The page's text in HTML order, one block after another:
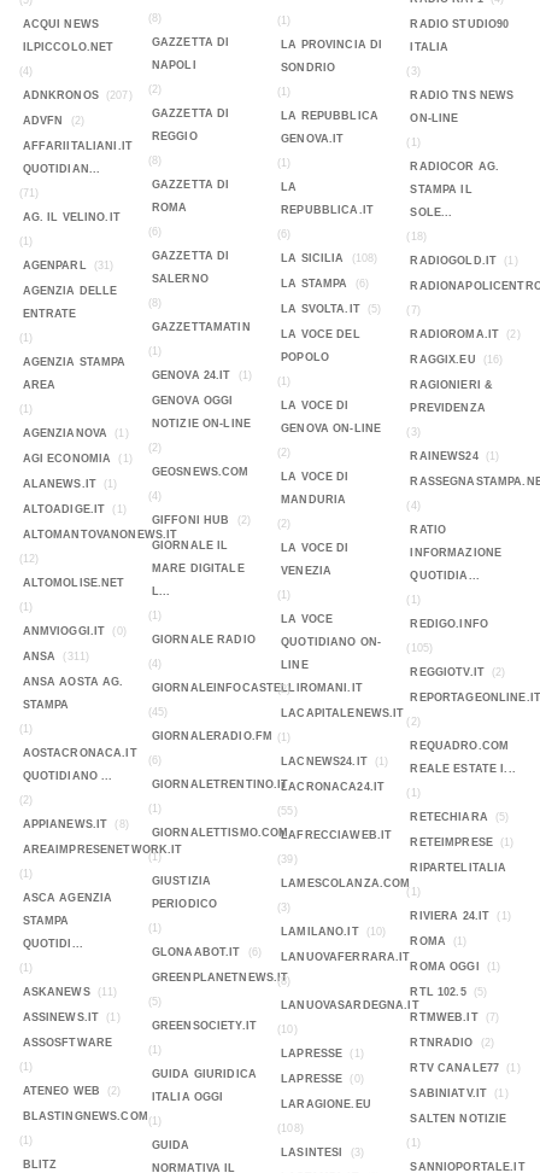
ACQUI NEWS
ILPICCOLO.NET
(4)
ADNKRONOS
(207)
ADVFN (2)
AFFARIITALIANI.IT
QUOTIDIAN...
(71)
AG. IL VELINO.IT
(1)
AGENPARL
(31)
AGENZIA DELLE
ENTRATE
(1)
AGENZIA STAMPA
AREA
(1)
AGENZIANOVA
(1)
AGI ECONOMIA (1)
ALANEWS.IT (1)
ALTOADIGE.IT (1)
ALTOMANTOVANONEWS.IT
(12)
ALTOMOLISE.NET
(1)
ANMVIOGGI.IT
(0)
ANSA (311)
ANSA AOSTA AG.
STAMPA
(1)
AOSTACRONACA.IT
QUOTIDIANO ...
(2)
APPIANEWS.IT
(8)
AREAIMPRESENETWORK.IT
(1)
ASCA AGENZIA
STAMPA
QUOTIDI...
(1)
ASKANEWS
(11)
ASSINEWS.IT (1)
ASSOSFTWARE
(1)
ATENEO WEB
(2)
BLASTINGNEWS.COM
(1)
BLITZ
(8)
GAZZETTA DI
NAPOLI
(2)
GAZZETTA DI
REGGIO
(8)
GAZZETTA DI
ROMA
(6)
GAZZETTA DI
SALERNO
(8)
GAZZETTAMATIN
(1)
GENOVA 24.IT
(1)
GENOVA OGGI
NOTIZIE ON-LINE
(2)
GEOSNEWS.COM
(4)
GIFFONI HUB
(2)
GIORNALE IL
MARE DIGITALE
L...
(1)
GIORNALE RADIO
(4)
GIORNALEINFOCASTELLIROMANI.IT
(45)
GIORNALERADIO.FM
(6)
GIORNALETRENTINO.IT
(1)
GIORNALETTISMO.COM
(1)
GIUSTIZIA
PERIODICO
(1)
GLONAABOT.IT
(6)
GREENPLANETNEWS.IT
(5)
GREENSOCIETY.IT
(1)
GUIDA GIURIDICA
ITALIA OGGI
(1)
GUIDA
NORMATIVA IL
(1)
LA PROVINCIA DI
SONDRIO
(1)
LA REPUBBLICA
GENOVA.IT
(1)
LA
REPUBBLICA.IT
(6)
LA SICILIA
(108)
LA STAMPA (6)
LA SVOLTA.IT (5)
LA VOCE DEL
POPOLO
(1)
LA VOCE DI
GENOVA ON-LINE
(2)
LA VOCE DI
MANDURIA
(2)
LA VOCE DI
VENEZIA
(1)
LA VOCE
QUOTIDIANO ON-
LINE
(2)
LACAPITALENEWS.IT
(1)
LACNEWS24.IT
(1)
LACRONACA24.IT
(55)
LAFRECCIAWEB.IT
(39)
LAMESCOLANZA.COM
(3)
LAMILANO.IT
(10)
LANUOVAFERRARA.IT
(8)
LANUOVASARDEGNA.IT
(10)
LAPRESSE
(1)
LAPRESSE (0)
LARAGIONE.EU
(108)
LASINTESI
(3)
RADIO STUDIO90
ITALIA
(3)
RADIO TNS NEWS
ON-LINE
(1)
RADIOCOR AG.
STAMPA IL
SOLE...
(18)
RADIOGOLD.IT
(1)
(7)
RADIOROMA.IT
(2)
RAGGIX.EU (16)
RAGIONIERI &
PREVIDENZA
(3)
RAINEWS24
(1)
(4)
RATIO
INFORMAZIONE
QUOTIDIA...
(1)
REDIGO.INFO
(105)
REGGIOTV.IT
(2)
REPORTAGEONLINE.IT
(2)
REQUADRO.COM
REALE ESTATE I...
(1)
RETECHIARA
(5)
RETEIMPRESE (1)
RIPARTELITALIA
(1)
RIVIERA 24.IT
(1)
ROMA (1)
ROMA OGGI (1)
RTL 102.5 (5)
RTMWEB.IT (7)
RTNRADIO (2)
RTV CANALE77 (1)
SABINIATV.IT (1)
SALTEN NOTIZIE
(1)
SANNIOPORTALE.IT